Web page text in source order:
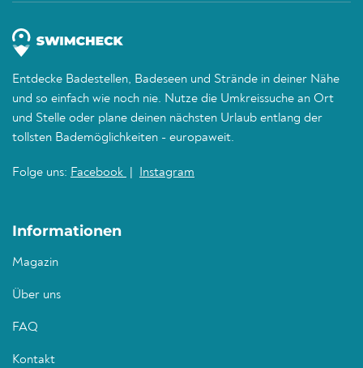
Entdecke Badestellen, Badeseen und Strände in deiner Nähe
und so einfach wie noch nie. Nutze die Umkreissuche an Ort
und Stelle oder plane deinen nächsten Urlaub entlang der
tollsten Bademöglichkeiten - europaweit.
Folge uns: Facebook Instagram
Informationen
Magazin
Über uns
FAQ
Kontakt